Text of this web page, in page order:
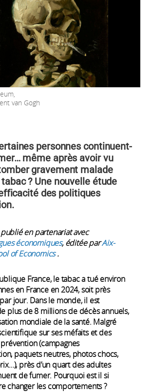
van Gogh
personnes continuent-
même après avoir vu
gravement malade
? Une nouvelle étude
des politiques
en partenariat avec
économiques, éditée parAix-
of Economics.
France, le tabac a tué environ
en France en 2024, soit près
jour. Dans le monde, il est
plus de 8 millions de décès annuels,
mondiale de la santé. Malgré
sur ses méfaits et des
(campagnes
paquets neutres, photos chocs,
près d’un quart des adultes
de fumer. Pourquoi est il si
changer les comportements ?